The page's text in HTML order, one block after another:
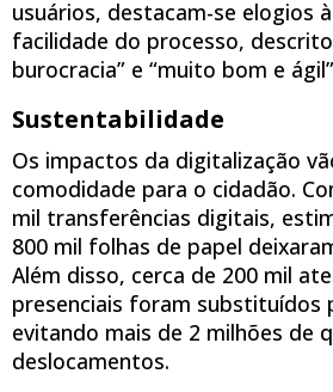
usuários, destacam-se elogios
facilidade do processo,
burocracia” e “muito bom e
Sustentabilidade
Os impactos da digitalização
comodidade para o cidadão.
mil transferências digitais,
800 mil folhas de papel
Além disso, cerca de 200 mil
presenciais foram substituídos
evitando mais de 2 milhões de
deslocamentos.